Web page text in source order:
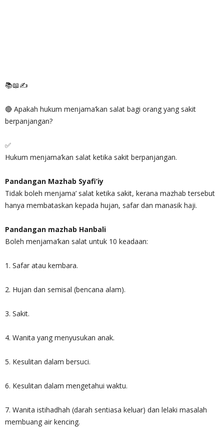
📚📖✍
🔴 Apakah hukum menjama’kan salat bagi orang yang sakit
berpanjangan?
✅
Hukum menjama’kan salat ketika sakit berpanjangan.
Pandangan Mazhab Syafi’iy
Tidak boleh menjama’ salat ketika sakit, kerana mazhab tersebut
hanya membataskan kepada hujan, safar dan manasik haji.
Pandangan mazhab Hanbali
Boleh menjama’kan salat untuk 10 keadaan:
1. Safar atau kembara.
2. Hujan dan semisal (bencana alam).
3. Sakit.
4. Wanita yang menyusukan anak.
5. Kesulitan dalam bersuci.
6. Kesulitan dalam mengetahui waktu.
7. Wanita istihadhah (darah sentiasa keluar) dan lelaki masalah
membuang air kencing.